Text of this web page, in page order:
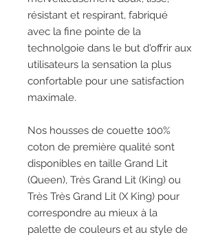
résistant et respirant, fabriqué
avec la fine pointe de la
technolgoie dans le but d'offrir aux
utilisateurs la sensation la plus
confortable pour une satisfaction
maximale.
Nos housses de couette 100%
coton de première qualité sont
disponibles en taille Grand Lit
(Queen), Très Grand Lit (King) ou
Très Très Grand Lit (X King) pour
correspondre au mieux à la
palette de couleurs et au style de